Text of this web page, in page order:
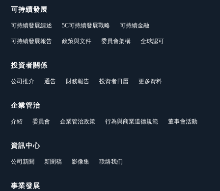
可持續發展
可持續發展綜述 5C可持續發展戰略 可持續金融
可持續發展報告 政策與文件 委員會架構 全球認可
投資者關係
公司推介 通告 財務報告 投資者日曆 更多資料
企業管治
介紹 委員會 企業管治政策 行為與商業道德規範 董事會活動
資訊中心
公司新聞 新聞稿 影像集 联络我们
事業發展